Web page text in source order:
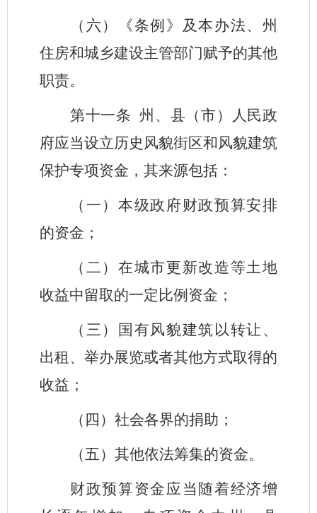
（六）《条例》及本办法、州
住房和城乡建设主管部门赋予的其他
职责。
第十一条 州、县（市）人民政
府应当设立历史风貌街区和风貌建筑
保护专项资金，其来源包括：
（一）本级政府财政预算安排
的资金；
（二）在城市更新改造等土地
收益中留取的一定比例资金；
（三）国有风貌建筑以转让、
出租、举办展览或者其他方式取得的
收益；
（四）社会各界的捐助；
（五）其他依法筹集的资金。
财政预算资金应当随着经济增